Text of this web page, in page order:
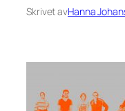
Skrivet avHanna